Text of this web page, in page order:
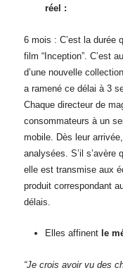
réel :
6 mois : C’est la durée
film “Inception”. C’est
d’une nouvelle
a ramené ce délai à 3
Chaque directeur de
consommateurs à un
mobile. Dès leur
analysées. S’il s’avère
elle est transmise aux
produit correspondant
délais.
Elles affinent le
“Je crois avoir vu des